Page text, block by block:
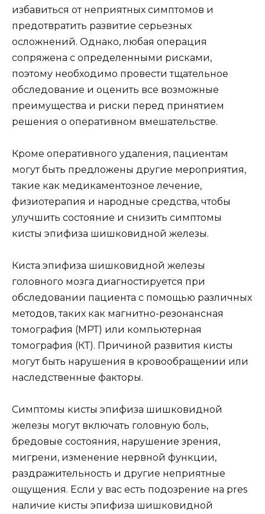
избавиться от неприятных симптомов и
предотвратить развитие серьезных
осложнений. Однако, любая операция
сопряжена с определенными рисками,
поэтому необходимо провести тщательное
обследование и оценить все возможные
преимущества и риски перед принятием
решения о оперативном вмешательстве.
Кроме оперативного удаления, пациентам
могут быть предложены другие мероприятия,
такие как медикаментозное лечение,
физиотерапия и народные средства, чтобы
улучшить состояние и снизить симптомы
кисты эпифиза шишковидной железы.
Киста эпифиза шишковидной железы
головного мозга диагностируется при
обследовании пациента с помощью различных
методов, таких как магнитно-резонансная
томография (МРТ) или компьютерная
томография (КТ). Причиной развития кисты
могут быть нарушения в кровообращении или
наследственные факторы.
Симптомы кисты эпифиза шишковидной
железы могут включать головную боль,
бредовые состояния, нарушение зрения,
мигрени, изменение нервной функции,
раздражительность и другие неприятные
ощущения. Если у вас есть подозрение на pres
наличие кисты эпифиза шишковидной